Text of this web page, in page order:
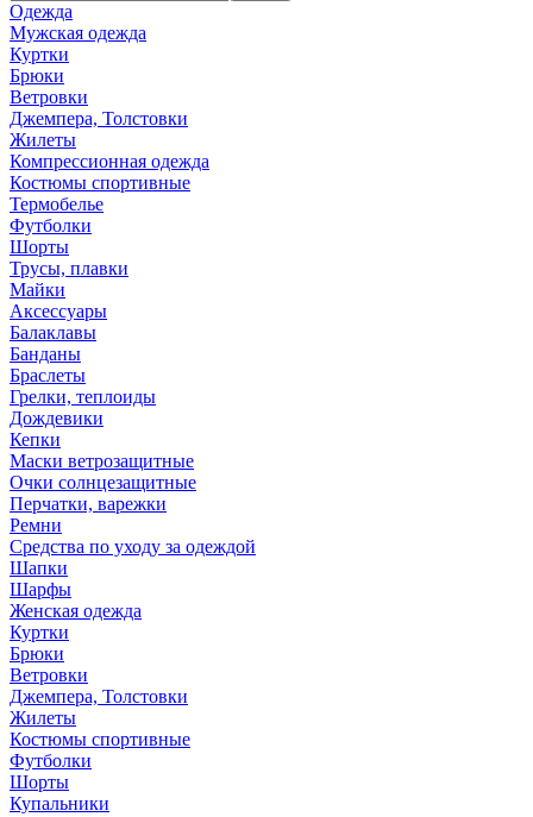
Одежда
Мужская одежда
Куртки
Брюки
Ветровки
Джемпера, Толстовки
Жилеты
Компрессионная одежда
Костюмы спортивные
Термобелье
Футболки
Шорты
Трусы, плавки
Майки
Аксессуары
Балаклавы
Банданы
Браслеты
Грелки, теплоиды
Дождевики
Кепки
Маски ветрозащитные
Очки солнцезащитные
Перчатки, варежки
Ремни
Средства по уходу за одеждой
Шапки
Шарфы
Женская одежда
Куртки
Брюки
Ветровки
Джемпера, Толстовки
Жилеты
Костюмы спортивные
Футболки
Шорты
Купальники